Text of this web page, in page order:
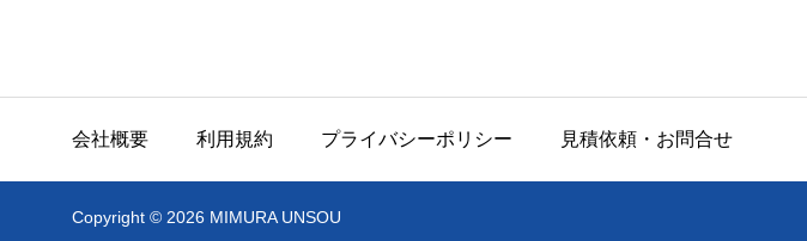
会社概要 利用規約 プライバシーポリシー 見積依頼・お問合せ
Copyright © 2026 MIMURA UNSOU